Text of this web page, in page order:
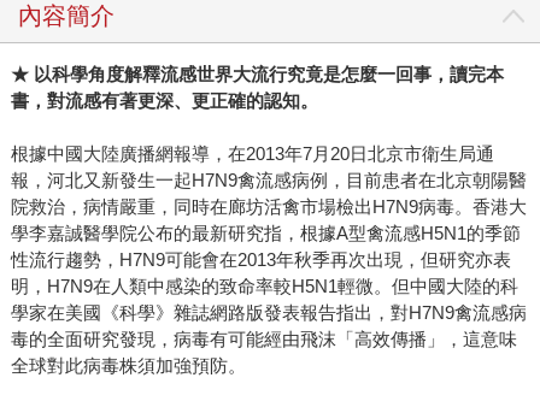
內容簡介
★ 以科學角度解釋流感世界大流行究竟是怎麼一回事，讀完本
書，對流感有著更深、更正確的認知。
根據中國大陸廣播網報導，在2013年7月20日北京市衛生局通
報，河北又新發生一起H7N9禽流感病例，目前患者在北京朝陽醫
院救治，病情嚴重，同時在廊坊活禽市場檢出H7N9病毒。香港大
學李嘉誠醫學院公布的最新研究指，根據A型禽流感H5N1的季節
性流行趨勢，H7N9可能會在2013年秋季再次出現，但研究亦表
明，H7N9在人類中感染的致命率較H5N1輕微。但中國大陸的科
學家在美國《科學》雜誌網路版發表報告指出，對H7N9禽流感病
毒的全面研究發現，病毒有可能經由飛沫「高效傳播」，這意味
全球對此病毒株須加強預防。